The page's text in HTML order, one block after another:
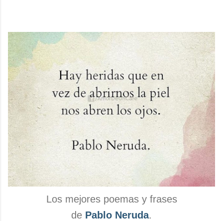
Los mejores poemas y frases
de Pablo Neruda.